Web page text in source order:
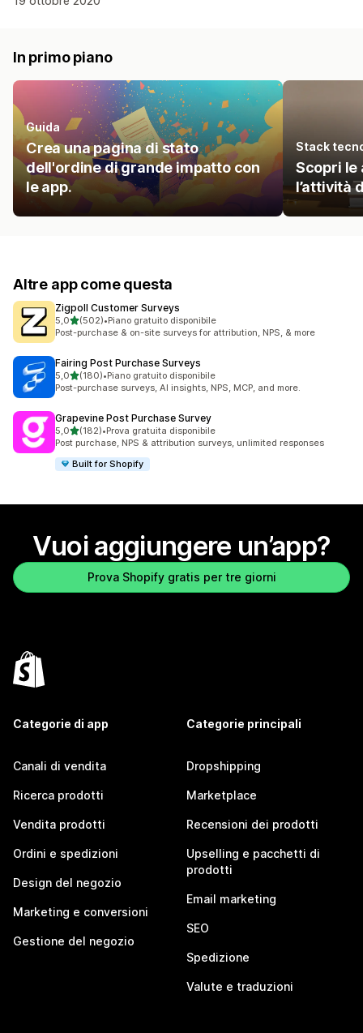
In primo piano
Guida
Crea una pagina di stato
dell'ordine di grande impatto con
le app.
Stack
Scopri le
l’attività
Altre app come questa
Zigpoll Customer Surveys
5,0stelle su 5
(502)
502 recensioni totali
•Piano gratuito disponibile
Post-purchase & on-site surveys for attribution, NPS, & more
Fairing Post Purchase Surveys
5,0stelle su 5
(180)
180 recensioni totali
•Piano gratuito disponibile
Post-purchase surveys, AI insights, NPS, MCP, and more.
Grapevine Post Purchase Survey
5,0stelle su 5
(182)
182 recensioni totali
•Prova gratuita disponibile
Post purchase, NPS & attribution surveys, unlimited responses
Built for Shopify
Vuoi aggiungere un’app?
Prova Shopify gratis per tre giorni
Categorie di app
Canali di vendita
Ricerca prodotti
Vendita prodotti
Ordini e spedizioni
Design del negozio
Marketing e conversioni
Gestione del negozio
Categorie principali
Dropshipping
Marketplace
Recensioni dei prodotti
Upselling e pacchetti di
prodotti
Email marketing
SEO
Spedizione
Valute e traduzioni